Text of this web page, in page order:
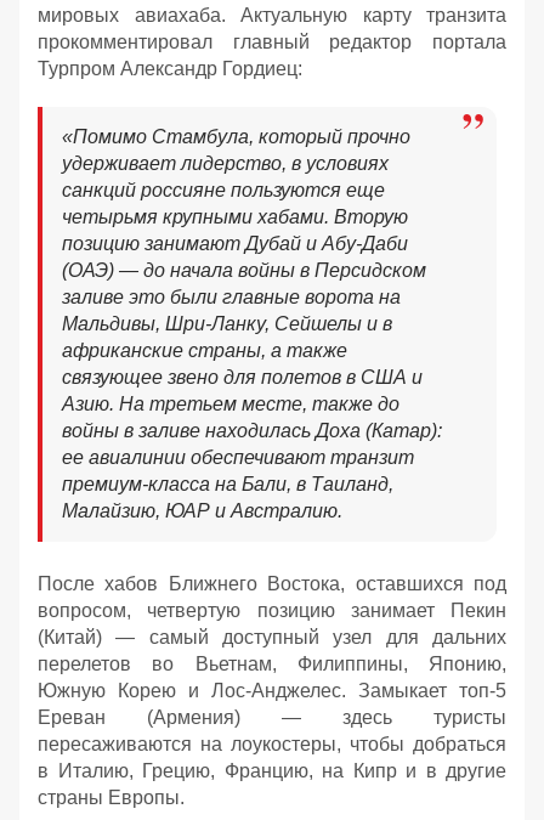
мировых авиахаба. Актуальную карту транзита
прокомментировал главный редактор портала
Турпром Александр Гордиец:
«Помимо Стамбула, который прочно
удерживает лидерство, в условиях
санкций россияне пользуются еще
четырьмя крупными хабами. Вторую
позицию занимают Дубай и Абу-Даби
(ОАЭ) — до начала войны в Персидском
заливе это были главные ворота на
Мальдивы, Шри-Ланку, Сейшелы и в
африканские страны, а также
связующее звено для полетов в США и
Азию. На третьем месте, также до
войны в заливе находилась Доха (Катар):
ее авиалинии обеспечивают транзит
премиум-класса на Бали, в Таиланд,
Малайзию, ЮАР и Австралию.
После хабов Ближнего Востока, оставшихся под
вопросом, четвертую позицию занимает Пекин
(Китай) — самый доступный узел для дальних
перелетов во Вьетнам, Филиппины, Японию,
Южную Корею и Лос-Анджелес. Замыкает топ-5
Ереван (Армения) — здесь туристы
пересаживаются на лоукостеры, чтобы добраться
в Италию, Грецию, Францию, на Кипр и в другие
страны Европы.